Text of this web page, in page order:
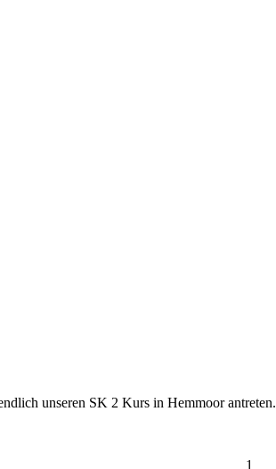
unseren SK 2 Kurs in Hemmoor antreten.
1